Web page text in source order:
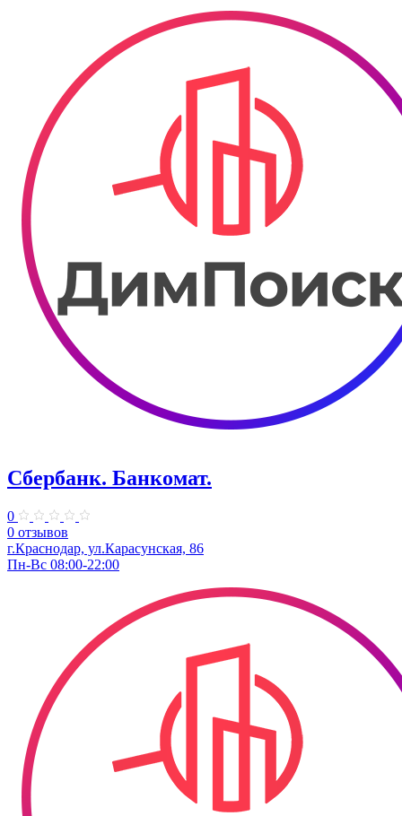
Сбербанк. Банкомат.
0
0 отзывов
г.Краснодар, ул.​​Карасунская, 86
Пн-Вс 08:00-22:00